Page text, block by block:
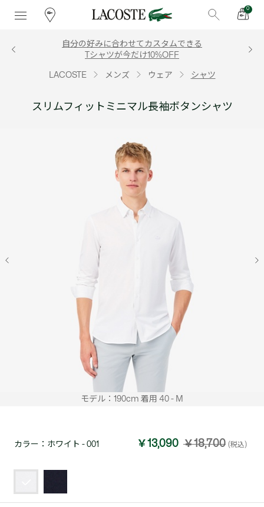
0
自分の好みに合わせてカスタムできる
Tシャツが今だけ10%OFF
LACOSTE メンズ ウェア シャツ
スリムフィットミニマル長袖ボタンシャツ
モデル：190cm 着用 40 - M
カラー： ホワイト - 001 ￥13,090 ￥18,700 (税込)